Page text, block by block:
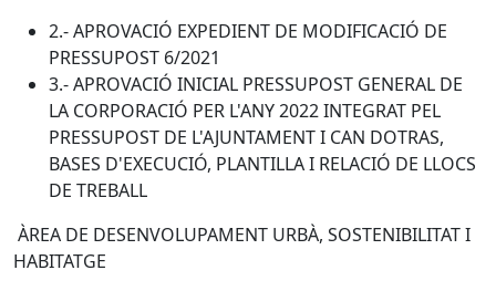
2.- APROVACIÓ EXPEDIENT DE MODIFICACIÓ DE
PRESSUPOST 6/2021
3.- APROVACIÓ INICIAL PRESSUPOST GENERAL DE
LA CORPORACIÓ PER L'ANY 2022 INTEGRAT PEL
PRESSUPOST DE L'AJUNTAMENT I CAN DOTRAS,
BASES D'EXECUCIÓ, PLANTILLA I RELACIÓ DE LLOCS
DE TREBALL
ÀREA DE DESENVOLUPAMENT URBÀ, SOSTENIBILITAT I
HABITATGE